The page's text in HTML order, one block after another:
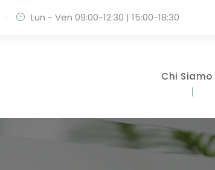
· Lun - Ven 09:00-12:30 | 15:00-18:30
Chi Siamo